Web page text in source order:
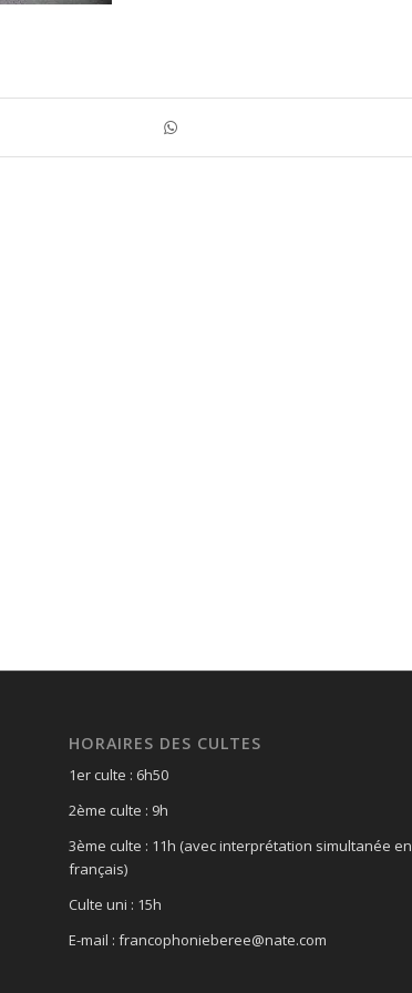
HORAIRES DES CULTES
1er culte : 6h50
2ème culte : 9h
3ème culte : 11h (avec interprétation simultanée en
français)
Culte uni : 15h
E-mail : francophonieberee@nate.com